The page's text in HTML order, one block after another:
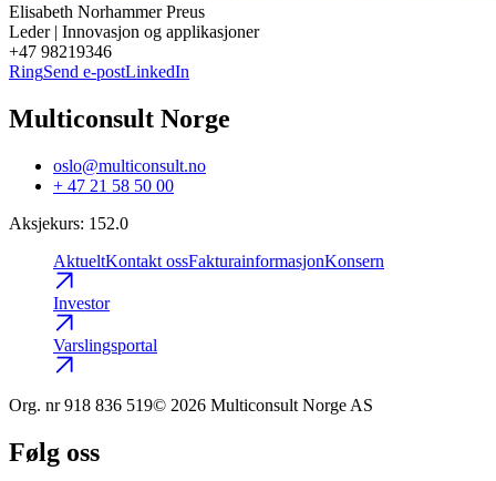
Elisabeth Norhammer Preus
Leder | Innovasjon og applikasjoner
+47 98219346
RingSend e-postLinkedIn
Multiconsult Norge
oslo@multiconsult.no
+ 47 21 58 50 00
Aksjekurs: 152.0
AktueltKontakt ossFakturainformasjonKonsern
Investor
Varslingsportal
Org. nr 918 836 519© 2026 Multiconsult Norge AS
Følg oss